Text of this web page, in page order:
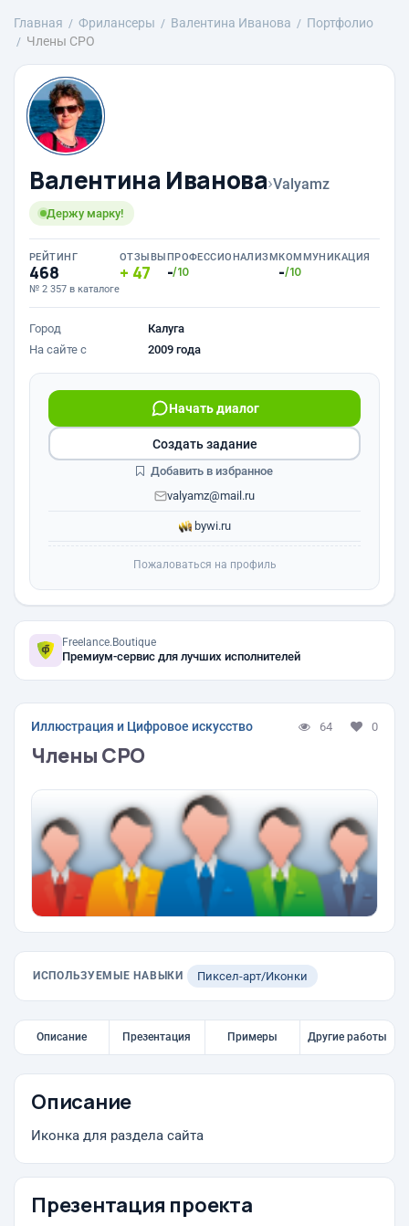
Главная Фрилансеры Валентина Иванова
Портфолио
Члены СРО
Валентина Иванова›Valyamz
Держу марку!
РЕЙТИНГ
468
№ 2 357 в каталоге
ОТЗЫВЫ
47
ПРОФЕССИОНАЛИЗМ
-/10
КОММУНИКАЦИЯ
-/10
Город
Калуга
На сайте с
2009 года
Начать диалог
valyamz@mail.ru
bywi.ru
Создать задание
Добавить в избранное
Пожаловаться на профиль
Freelance.Boutique
Премиум-сервис для лучших исполнителей
Иллюстрация и Цифровое искусство 64 0
Члены СРО
ИСПОЛЬЗУЕМЫЕ НАВЫКИ Пиксел-арт/Иконки
Описание Презентация Примеры Другие работы
Описание
Иконка для раздела сайта
Презентация проекта